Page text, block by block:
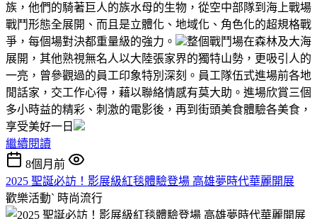
族，他們的騎著巨人的族水母的生物，從空中部隊到海上戰場
戰鬥形態全展開、而且是立體化、地域化、角色化的超規格戰
爭，每個場對決都重量級的強力。
整個戰鬥場在森林及大海
展開，其他熟視無名人以大陸張家界的獨特山勢，更吸引人的
一亮，曾參觀過的員工印象特別深刻。員工隊伍式進場前各地
閒話家，交工作心得，藉以聯絡情感有莫大助。進場欣賞三個
多小時益的精彩、刺激的電影後，再到街頭美食體驗各美食，
享受美好一日
繼續閱讀
8個月前
2025 聖誕必訪！影展級紅毯體驗登場 高雄夢時代華麗開展
歡樂活動ˋ 時尚流行